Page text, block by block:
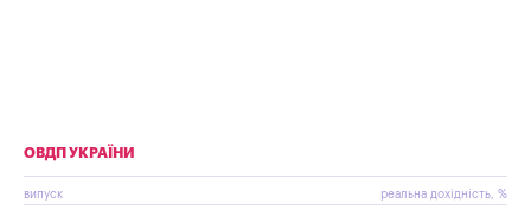
ОВДП УКРАЇНИ
випуск реальна дохідність, %